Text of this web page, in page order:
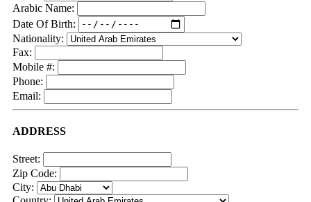
Arabic Name:
Date Of Birth:
Nationality:
Fax:
Mobile #:
Phone:
Email:
ADDRESS
Street:
Zip Code:
City: